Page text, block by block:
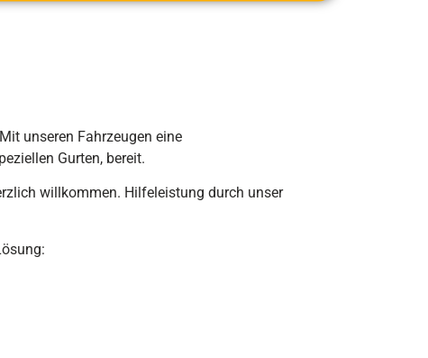
unseren Fahrzeugen eine
Gurten, bereit.
willkommen. Hilfeleistung durch unser